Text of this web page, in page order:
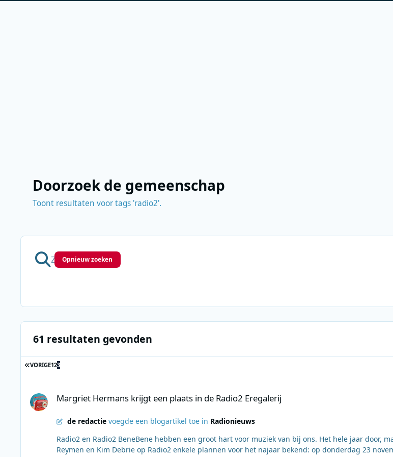
Doorzoek de gemeenschap
Toont resultaten voor tags 'radio2'.
Opnieuw zoeken
61 resultaten gevonden
EERSTE PAGINA
VORIGE123
Margriet Hermans krijgt een plaats in de Radio2 Eregalerij
de redactievoegde een blogartikel toe in Radionieuws
Radio2 en Radio2 BeneBene hebben een groot hart voor muziek van bij ons. Het hele jaar door,
Reymen en Kim Debrie op Radio2 enkele plannen voor het najaar bekend: op donderdag 23